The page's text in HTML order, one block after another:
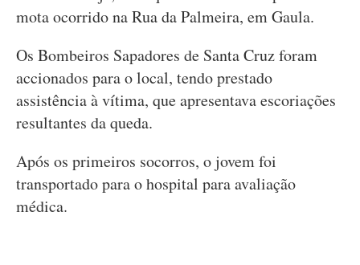
mota ocorrido na Rua da Palmeira, em Gaula.
Os Bombeiros Sapadores de Santa Cruz foram
accionados para o local, tendo prestado
assistência à vítima, que apresentava escoriações
resultantes da queda.
Após os primeiros socorros, o jovem foi
transportado para o hospital para avaliação
médica.